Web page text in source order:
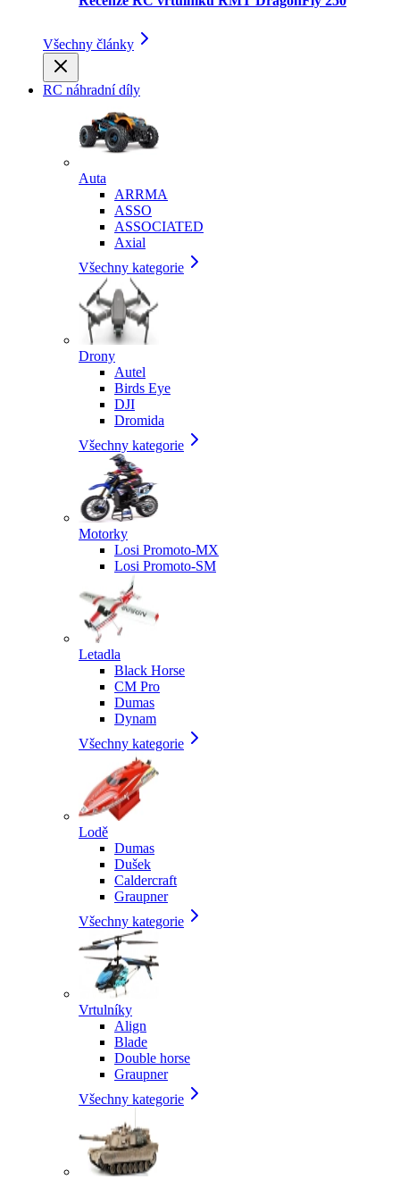
Všechny články
RC náhradní díly
Auta
ARRMA
ASSO
ASSOCIATED
Axial
Všechny kategorie
Drony
Autel
Birds Eye
DJI
Dromida
Všechny kategorie
Motorky
Losi Promoto-MX
Losi Promoto-SM
Letadla
Black Horse
CM Pro
Dumas
Dynam
Všechny kategorie
Lodě
Dumas
Dušek
Caldercraft
Graupner
Všechny kategorie
Vrtulníky
Align
Blade
Double horse
Graupner
Všechny kategorie